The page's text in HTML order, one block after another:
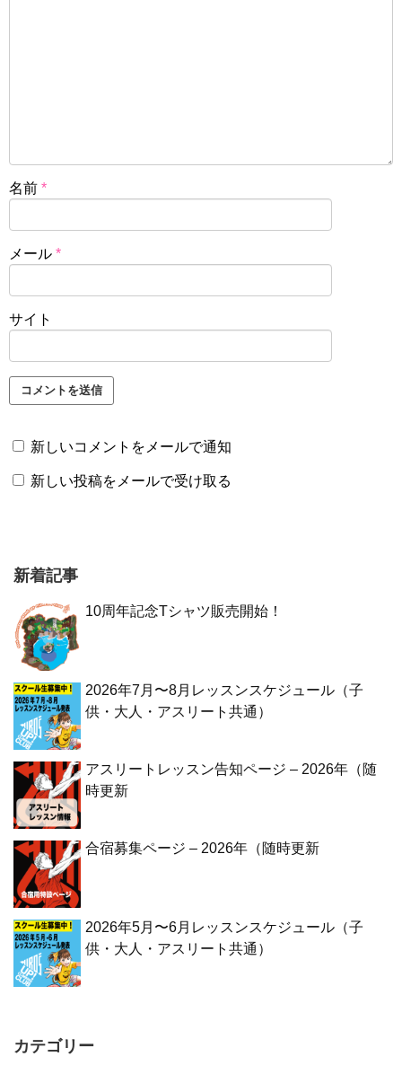
名前 *
メール *
サイト
新しいコメントをメールで通知
新しい投稿をメールで受け取る
新着記事
10周年記念Tシャツ販売開始！
2026年7月〜8月レッスンスケジュール（子
供・大人・アスリート共通）
アスリートレッスン告知ページ – 2026年（随
時更新
合宿募集ページ – 2026年（随時更新
2026年5月〜6月レッスンスケジュール（子
供・大人・アスリート共通）
カテゴリー